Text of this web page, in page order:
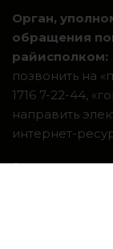
Орган,
обращения
райисполком:
позвонить на
1716 7-22-44,
направить
интернет-
Система интернет-